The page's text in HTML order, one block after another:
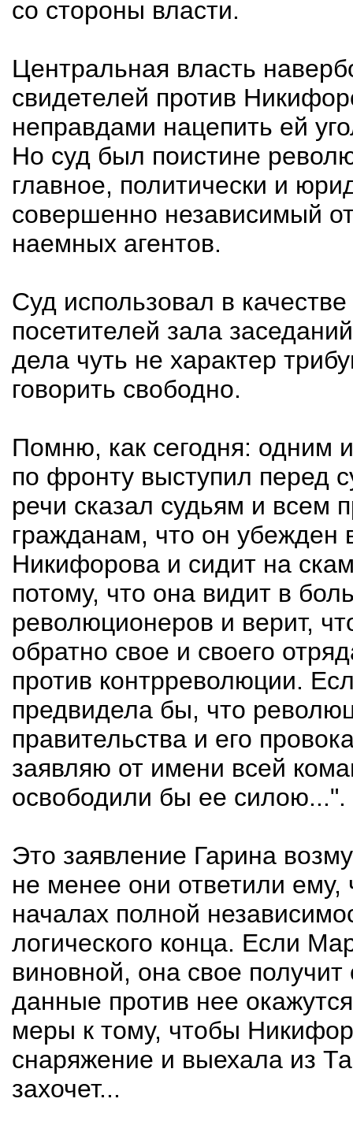
со стороны власти.
Центральная власть
свидетелей против
неправдами нацепить ей
Но суд был поистине
главное, политически и
совершенно независимый
наемных агентов.
Суд использовал в
посетителей зала
дела чуть не характер
говорить свободно.
Помню, как сегодня: одним
по фронту выступил перед
речи сказал судьям и всем
гражданам, что он убежден
Никифорова и сидит на
потому, что она видит в
революционеров и верит,
обратно свое и своего
против контрреволюции.
предвидела бы, что
правительства и его
заявляю от имени всей
освободили бы ее силою...".
Это заявление Гарина
не менее они ответили
началах полной
логического конца. Если
виновной, она свое
данные против нее
меры к тому, чтобы
снаряжение и выехала из
захочет...